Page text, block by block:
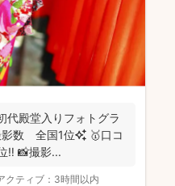
代殿堂入りフォトグラ
‼️ 📸撮影...
クティブ： 3時間以内